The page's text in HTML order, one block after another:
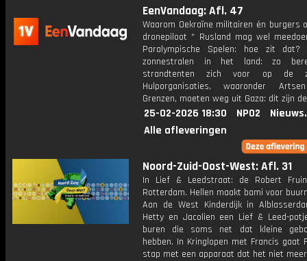
EenVandaag: Afl. 47
Waarom Oekraïne militairen én burgers
dronepiloot * Rusland mag wel
Paralympische Spelen: hoe zit
zonnestralen in het land: zo
strandtenten zich voor op de
Hulporganisaties, waaronder
Grenzen, moeten weg uit Gaza: dit zijn
25-02-2026 18:30 NPO2
Alle afleveringen
Noord-Zuid-Oost-West: Afl. 31
In Lief & Leedstraat: de Robert
Rotterdam. Hellen maakt bami voor
Aan de West Kinderdijk in
Hetty en Jacolien een Lief & Leed-
buren die soms net dat kleine
hebben. In Kringlopen met Francis gaat
stap met een apparaat dat het niet